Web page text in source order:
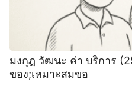
มงกุฎ วัฒนะ ค่า บริการ
ของ;เหมาะสมขอ